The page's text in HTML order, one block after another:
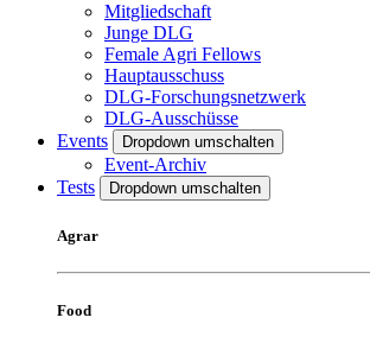
Mitgliedschaft
Junge DLG
Female Agri Fellows
Hauptausschuss
DLG-Forschungsnetzwerk
DLG-Ausschüsse
Events
Dropdown umschalten
Event-Archiv
Tests
Dropdown umschalten
Agrar
Food